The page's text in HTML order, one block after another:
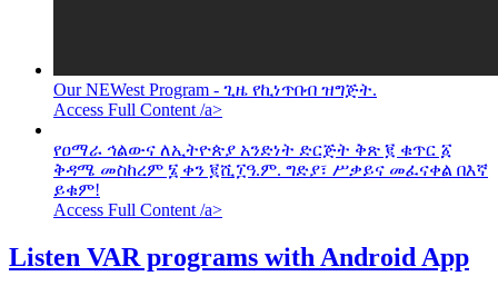
Our NEWest Program - ጊዜ የኪነጥበብ ዝግጅት.
Access Full Content /a>
የዐማራ ኅልውና ለኢትዮጵያ አንድነት ድርጅት ቅጽ ፪ ቁጥር ፩
ቅዳሜ መስከረም ፮ ቀን ፪ሺ፲ዓ.ም. ግድያ፣ ሥቃይና መፈናቀል በእኛ
ይቁም!
Access Full Content /a>
Listen VAR programs with Android App